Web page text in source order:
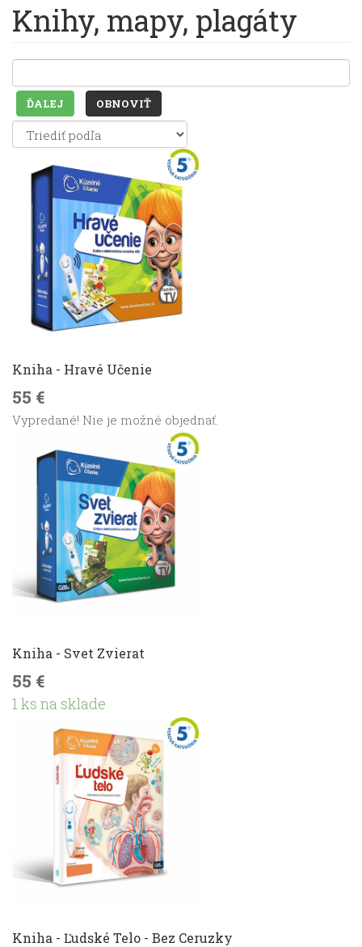
Knihy, mapy, plagáty
Kniha - Hravé Učenie
55 €
Vypredané! Nie je možné objednať.
Kniha - Svet Zvierat
55 €
1 ks na sklade
Kniha - Ľudské Telo - Bez Ceruzky